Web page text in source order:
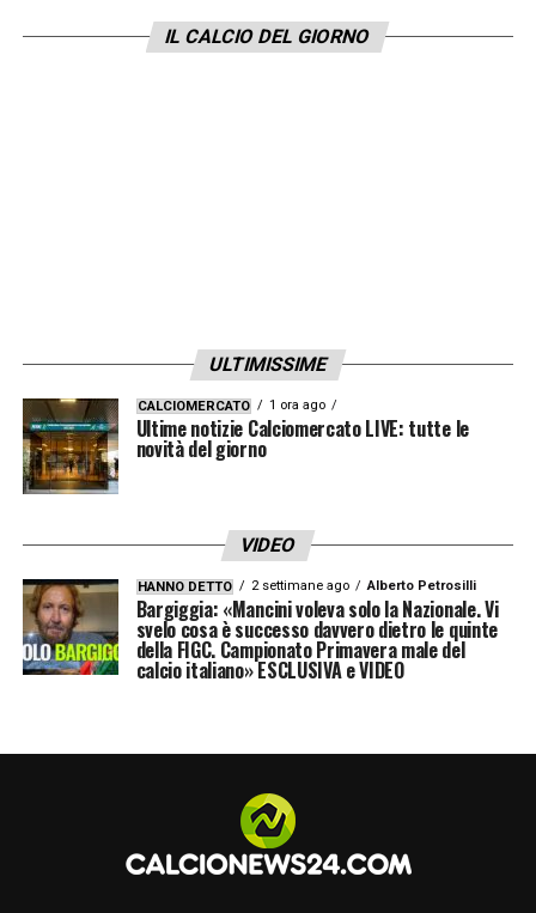
Cristiano Ronaldo (Manchester
United), Diogo Jota (Liverpool FC) e Rafael
IL CALCIO DEL GIORNO
ULTIMISSIME
CALCIOMERCATO 1 ora ago
Ultime notizie Calciomercato LIVE: tutte le
novità del giorno
VIDEO
HANNO DETTO 2 settimane ago Alberto Petrosilli
Bargiggia: «Mancini voleva solo la Nazionale. Vi
svelo cosa è successo davvero dietro le quinte
della FIGC. Campionato Primavera male del
calcio italiano» ESCLUSIVA e VIDEO